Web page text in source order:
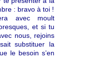
: bravo à toi !
avec moult
et si tu
nous, rejoins
substituer la
le besoin s’en